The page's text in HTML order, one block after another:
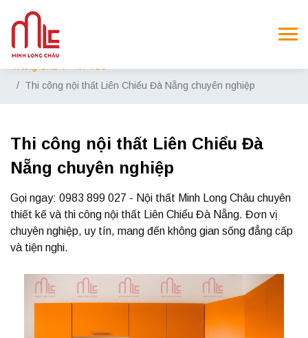
Trang Chủ
Tin Tức
Thi công nội thất Liên Chiểu Đà Nẵng chuyên nghiệp
Thi công nội thất Liên Chiểu Đà
Nẵng chuyên nghiệp
Gọi ngay: 0983 899 027 - Nội thất Minh Long Châu chuyên
thiết kế và thi công nội thất Liên Chiểu Đà Nẵng. Đơn vị
chuyên nghiệp, uy tín, mang đến không gian sống đẳng cấp
và tiện nghi.